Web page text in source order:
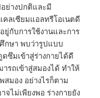
อย่างปกติและมี
ลเซียมแอลทรีโอเนตดี
ยู่กับการใช้งานและการ
กษา พบว่ารูปแบบ
ซึมเข้าสู่ร่างกายได้ดี
รถเข้าสู่สมองได้ ทำให้
มอง อย่างไรก็ตาม
จไม่เพียงพอ ร่างกายยัง